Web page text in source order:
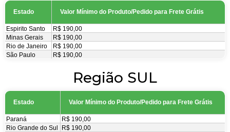
Estado Valor Mínimo do Produto/Pedido para Frete Grátis
Espirito Santo
R$ 190,00
Minas Gerais
R$ 190,00
Rio de Janeiro
R$ 190,00
São Paulo
R$ 190,00
Região SUL
Estado Valor Mínimo do Produto/Pedido para Frete Grátis
Paran
R$ 190,00
Rio Grande do Sul
R$ 190,00